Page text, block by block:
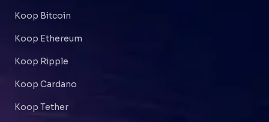
Koop Bitcoin
Koop Ethereum
Koop Ripple
Koop Cardano
Koop Tether